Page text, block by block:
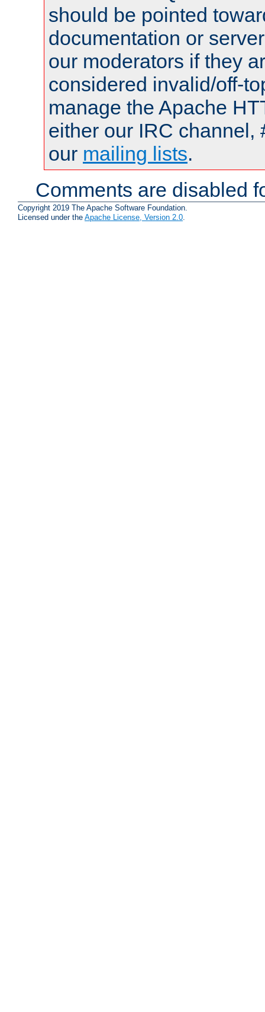
should be pointed
documentation or
our moderators if they
considered invalid/off-
manage the Apache
either our IRC channel,
our mailing lists.
Comments are disabled
Copyright 2019 The Apache Software Foundation.
Licensed under the Apache License, Version 2.0.